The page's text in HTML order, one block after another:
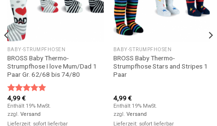
BABY-STRUMPFHOSEN
BROSS Baby Thermo-
Strumpfhose I love Mum/Dad 1
Paar Gr. 62/68 bis 74/80
Bewertet
mit5.00
von 5
4,99€
Enthält 19% MwSt.
zzgl. Versand
Lieferzeit: sofort lieferbar
BABY-STRUMPFHOSEN
BROSS Baby Thermo-
Strumpfhose Stars and Stripes 1
Paar
4,99€
Enthält 19% MwSt.
zzgl. Versand
Lieferzeit: sofort lieferbar